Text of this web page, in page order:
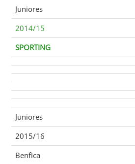
Juniores
2014/15
SPORTING
Juniores
2015/16
Benfica